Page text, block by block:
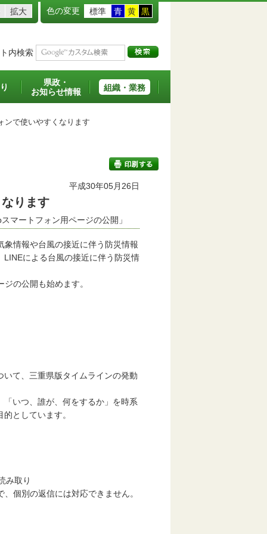
拡大 色の変更 標準 青 黄 黒
内検索
県政・
お知らせ情報
組織・業務
で使いやすくなります
平成30年05月26日
ります
マートフォン用ページの公開」
情報や台風の接近に伴う防災情報
による台風の接近に伴う防災情
の公開も始めます。
て、三重県版タイムラインの発動
いつ、誰が、何をするか」を時系
としています。
み取り
個別の返信には対応できません。